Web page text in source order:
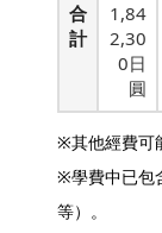
合
計
1,84
2,30
0日
圓
※其他經費可
※學費中已包
等）。